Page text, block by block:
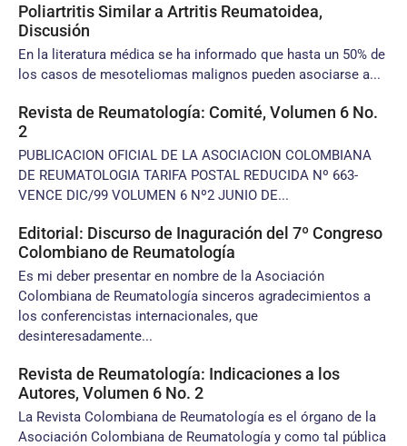
Poliartritis Similar a Artritis Reumatoidea,
Discusión
En la literatura médica se ha informado que hasta un 50% de
los casos de mesoteliomas malignos pueden asociarse a...
Revista de Reumatología: Comité, Volumen 6 No.
2
PUBLICACION OFICIAL DE LA ASOCIACION COLOMBIANA
DE REUMATOLOGIA TARIFA POSTAL REDUCIDA Nº 663-
VENCE DIC/99 VOLUMEN 6 Nº2 JUNIO DE...
Editorial: Discurso de Inaguración del 7º Congreso
Colombiano de Reumatología
Es mi deber presentar en nombre de la Asociación
Colombiana de Reumatología sinceros agradecimientos a
los conferencistas internacionales, que
desinteresadamente...
Revista de Reumatología: Indicaciones a los
Autores, Volumen 6 No. 2
La Revista Colombiana de Reumatología es el órgano de la
Asociación Colombiana de Reumatología y como tal pública